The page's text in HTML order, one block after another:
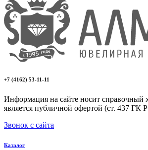
+7 (4162) 53-11-11
Информация на сайте носит справочный
является публичной офертой (ст. 437 ГК
Звонок с сайта
Каталог